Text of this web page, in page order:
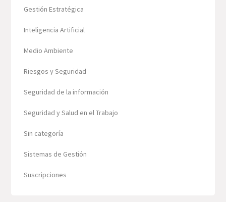
Gestión Estratégica
Inteligencia Artificial
Medio Ambiente
Riesgos y Seguridad
Seguridad de la información
Seguridad y Salud en el Trabajo
Sin categoría
Sistemas de Gestión
Suscripciones